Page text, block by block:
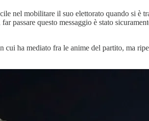
nel mobilitare il suo elettorato quando si è
passare questo messaggio è stato
ha mediato fra le anime del partito, ma